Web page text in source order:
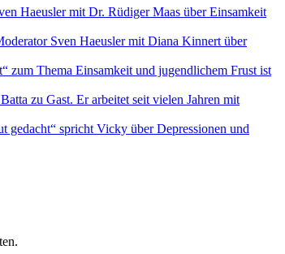
Haeusler mit Dr. Rüdiger Maas über Einsamkeit
Sven Haeusler mit Diana Kinnert über
zum Thema Einsamkeit und jugendlichem Frust ist
zu Gast. Er arbeitet seit vielen Jahren mit
gedacht“ spricht Vicky über Depressionen und